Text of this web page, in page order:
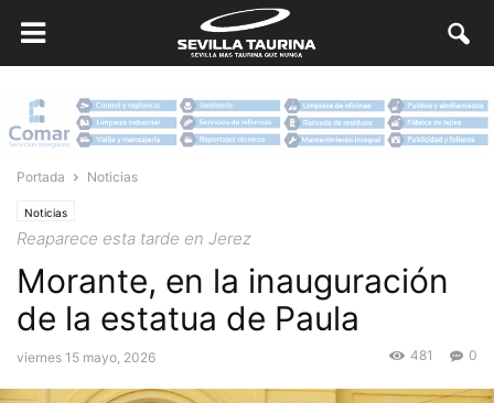
Portada Noticias
Noticias
Reaparece esta tarde en Jerez
Morante, en la inauguración
de la estatua de Paula
viernes 15 mayo, 2026 0
481